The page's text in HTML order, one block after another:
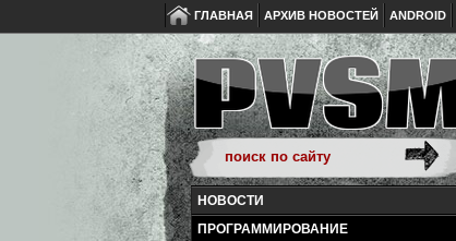
ГЛАВНАЯ АРХИВ НОВОСТЕЙ ANDROID
НОВОСТИ
ПРОГРАММИРОВАНИЕ